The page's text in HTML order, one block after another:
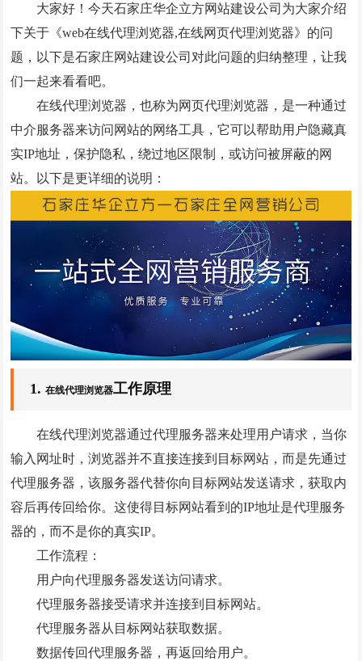
geo
网站案例
网站建设案例
微信小程序案例
网站优化案例
全网营销案例
geo优化案例
解决方案
建站新闻
网站制作
GEO优化
抖音代运营
外贸建站营销
问答
大家好！今天石家庄华企立方网站建设公司为大家介绍
下关于《web在线代理浏览器,在线网页代理浏览器》的问
题，以下是石家庄网站建设公司对此问题的归纳整理，让我
们一起来看看吧。
在线代理浏览器，也称为网页代理浏览器，是一种通过
中介服务器来访问网站的网络工具，它可以帮助用户隐藏真
实IP地址，保护隐私，绕过地区限制，或访问被屏蔽的网
站。以下是更详细的说明：
1.在线代理浏览器工作原理
在线代理浏览器通过代理服务器来处理用户请求，当你
输入网址时，浏览器并不直接连接到目标网站，而是先通过
代理服务器，该服务器代替你向目标网站发送请求，获取内
容后再传回给你。这使得目标网站看到的IP地址是代理服务
器的，而不是你的真实IP。
工作流程：
用户向代理服务器发送访问请求。
代理服务器接受请求并连接到目标网站。
代理服务器从目标网站获取数据。
数据传回代理服务器，再返回给用户。